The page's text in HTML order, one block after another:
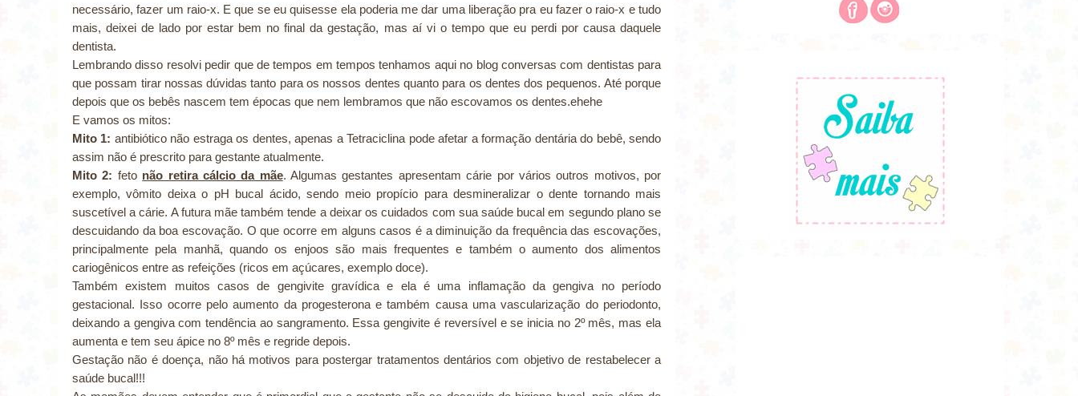
necessário, fazer um raio-x. E que se eu quisesse ela poderia me dar uma liberação pra eu fazer o raio-x e tudo
mais, deixei de lado por estar bem no final da gestação, mas aí vi o tempo que eu perdi por causa daquele
dentista.
Lembrando disso resolvi pedir que de tempos em tempos tenhamos aqui no blog conversas com dentistas para
que possam tirar nossas dúvidas tanto para os nossos dentes quanto para os dentes dos pequenos. Até porque
depois que os bebês nascem tem épocas que nem lembramos que não escovamos os dentes.ehehe
E vamos os mitos:
Mito 1: antibiótico não estraga os dentes, apenas a Tetraciclina pode afetar a formação dentária do bebê, sendo
assim não é prescrito para gestante atualmente.
Mito 2: feto não retira cálcio da mãe. Algumas gestantes apresentam cárie por vários outros motivos, por
exemplo, vômito deixa o pH bucal ácido, sendo meio propício para desmineralizar o dente tornando mais
suscetível a cárie. A futura mãe também tende a deixar os cuidados com sua saúde bucal em segundo plano se
descuidando da boa escovação. O que ocorre em alguns casos é a diminuição da frequência das escovações,
principalmente pela manhã, quando os enjoos são mais frequentes e também o aumento dos alimentos
cariogênicos entre as refeições (ricos em açúcares, exemplo doce).
Também existem muitos casos de gengivite gravídica e ela é uma inflamação da gengiva no período
gestacional. Isso ocorre pelo aumento da progesterona e também causa uma vascularização do periodonto,
deixando a gengiva com tendência ao sangramento. Essa gengivite é reversível e se inicia no 2º mês, mas ela
aumenta e tem seu ápice no 8º mês e regride depois.
Gestação não é doença, não há motivos para postergar tratamentos dentários com objetivo de restabelecer a
saúde bucal!!!